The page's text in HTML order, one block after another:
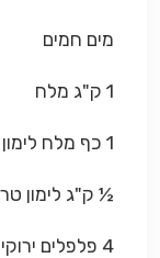
מים חמים
1 ק"ג מלח
1 כף מלח לימון
½ ק"ג לימון
4 פלפלים ירוקים חריפים פרוסים לעיגולים